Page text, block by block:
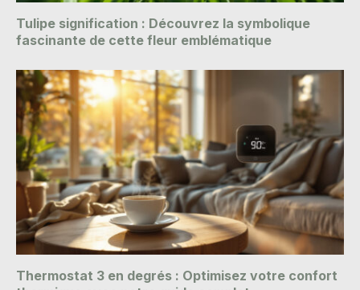
Tulipe signification : Découvrez la symbolique
fascinante de cette fleur emblématique
Thermostat 3 en degrés : Optimisez votre confort